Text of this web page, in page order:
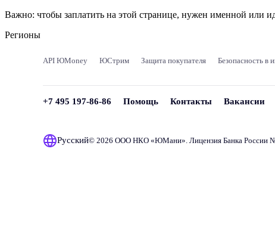
Важно: чтобы заплатить на этой странице, нужен именной
Регионы
API ЮMoney ЮСтрим Защита покупателя Безопасность в
+7 495 197-86-86 Помощь Контакты Вакансии
Русский© 2026 ООО НКО «ЮМани». Лицензия Банка России